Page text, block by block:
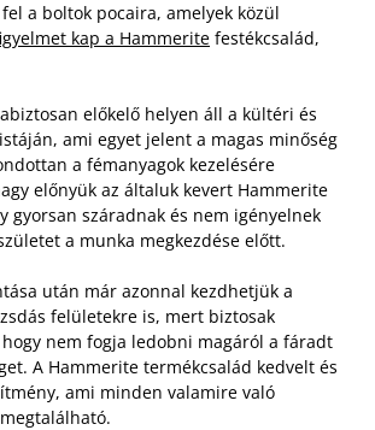
a boltok pocaira, amelyek közül
kap a Hammerite festékcsalád,
előkelő helyen áll a kültéri és
ami egyet jelent a magas minőség
a fémanyagok kezelésére
előnyük az általuk kevert Hammerite
gyorsan száradnak és nem igényelnek
a munka megkezdése előtt.
után már azonnal kezdhetjük a
felületekre is, mert biztosak
nem fogja ledobni magáról a fáradt
A Hammerite termékcsalád kedvelt és
ami minden valamire való